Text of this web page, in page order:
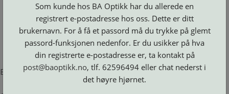
OSS
BESTILL
DELER
LOGG INN
Brillerens
Brillesnorer
Clip-
on
Suncover
Etuier
Innfatninger
Lesebriller
Luper
og
Speil
Maskiner
Microkluter
Neseputer
Se alle kategorier
Error loading product page.
Som kunde hos BA Optikk har du allerede en
registrert e-postadresse hos oss. Dette er ditt
brukernavn. For å få et passord må du trykke på glemt
passord-funksjonen nedenfor. Er du usikker på hva
din registrerte e-postadresse er, ta kontakt på
post@baoptikk.no, tlf. 62596494 eller chat nederst i
det høyre hjørnet.